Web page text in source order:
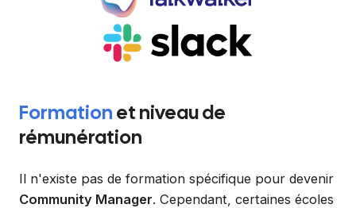
Formationet niveau de
rémunération
Il n'existe pas de formation spécifique pour devenir
Community Manager. Cependant, certaines écoles